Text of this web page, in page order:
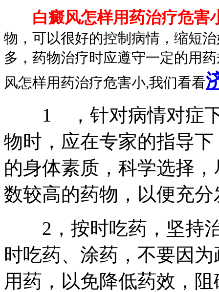
白癜风怎样用药治疗危害
物，可以很好的控制病情，缩短
多，药物治疗时应遵守一定的用
风怎样用药治疗危害小,我们看看
1 ，针对病情对症下
物时，应在专家的指导
的身体素质，科学选择
数较高的药物，以便充
2，按时吃药，坚持治
时吃药、涂药，不要因
用药，以免降低药效，